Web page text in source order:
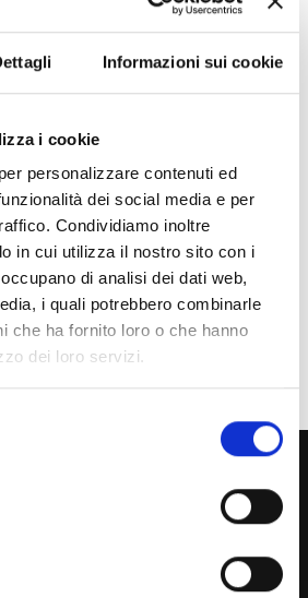
Informazioni sui cookie
i cookie
personalizzare contenuti ed
dei social media e per
Condividiamo inoltre
in cui utilizza il nostro sito con i
di analisi dei dati web,
i quali potrebbero combinarle
che ha fornito loro o che hanno
dei loro servizi.
profilo
alle 18:00 e Sab. dalle 9:00 alle 13:00